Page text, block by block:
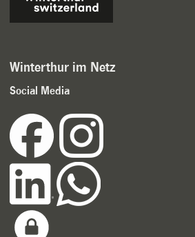
Winterthur im Netz
Social Media